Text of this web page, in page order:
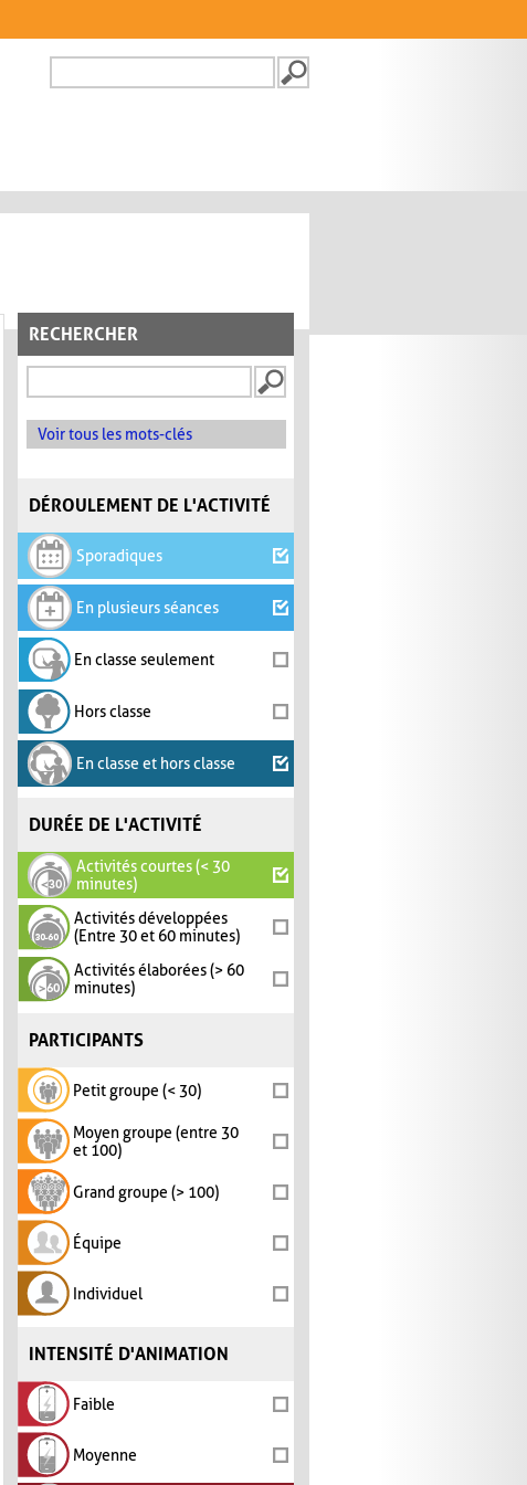
FORMULAIRE DE
RECHERCHER
Voir tous les mots-clés
DÉROULEMENT DE L'ACTIVITÉ
Sporadiques
En plusieurs séances
En classe seulement
Hors classe
En classe et hors classe
DURÉE DE L'ACTIVITÉ
Activités courtes (< 30
minutes)
Activités développées
(Entre 30 et 60 minutes)
Activités élaborées (> 60
minutes)
PARTICIPANTS
Petit groupe (< 30)
Moyen groupe (entre 30
et 100)
Grand groupe (> 100)
Équipe
Individuel
INTENSITÉ D'ANIMATION
Faible
Moyenne